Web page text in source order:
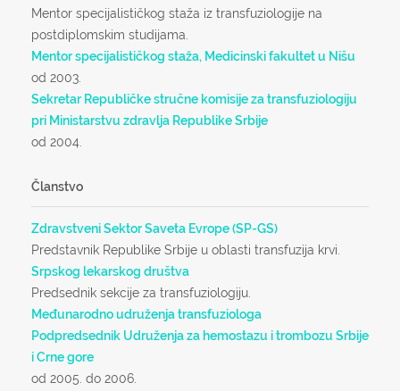
Mentor specijalističkog staža iz transfuziologije na
postdiplomskim studijama.
Mentor specijalističkog staža, Medicinski fakultet u Nišu
od 2003.
Sekretar Republičke stručne komisije za transfuziologiju
pri Ministarstvu zdravlja Republike Srbije
od 2004.
Članstvo
Zdravstveni Sektor Saveta Evrope (SP-GS)
Predstavnik Republike Srbije u oblasti transfuzija krvi.
Srpskog lekarskog društva
Predsednik sekcije za transfuziologiju.
Međunarodno udruženja transfuziologa
Podpredsednik Udruženja za hemostazu i trombozu Srbije
i Crne gore
od 2005. do 2006.